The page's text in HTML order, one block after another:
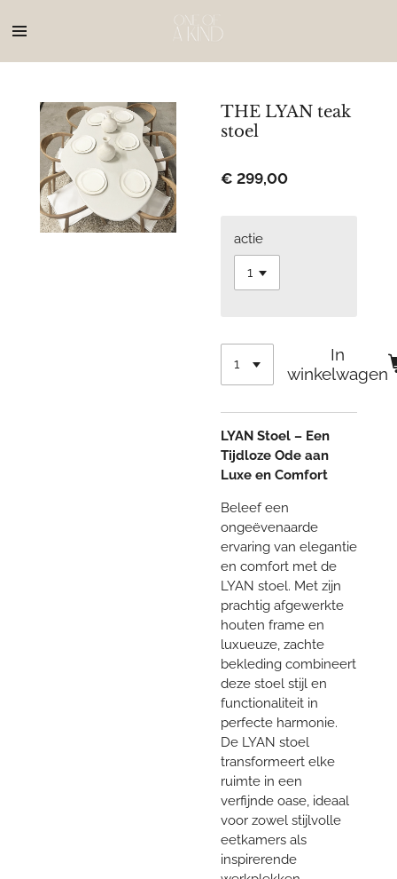
direct
THE LYAN teak
stoel
€ 299,00
actie
In
winkelwagen
LYAN Stoel – Een
Tijdloze Ode aan
Luxe en Comfort
Beleef een
ongeëvenaarde
ervaring van elegantie
en comfort met de
LYAN stoel. Met zijn
prachtig afgewerkte
houten frame en
luxueuze, zachte
bekleding combineert
deze stoel stijl en
functionaliteit in
perfecte harmonie.
De LYAN stoel
transformeert elke
ruimte in een
verfijnde oase, ideaal
voor zowel stijlvolle
eetkamers als
inspirerende